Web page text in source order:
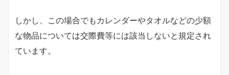
しかし、この場合でもカレンダーやタオルなどの少額
な物品については交際費等には該当しないと規定され
ています。